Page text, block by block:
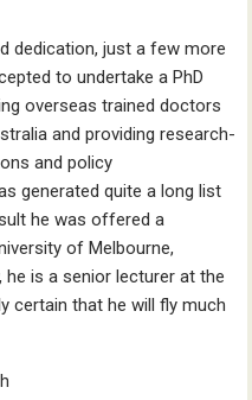
dedication, just a few more
to undertake a PhD
overseas trained doctors
and providing research-
and policy
generated quite a long list
he was offered a
of Melbourne,
is a senior lecturer at the
certain that he will fly much